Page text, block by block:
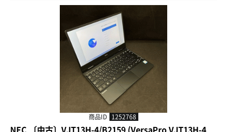
商品ID 1252768
NEC 〔中古〕VJT13H-4/B2159 (VersaPro VJT13H-4